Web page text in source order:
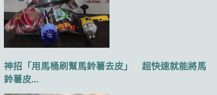
神招「用馬桶刷幫馬鈴薯去皮」 超快速就能將馬
鈴薯皮...